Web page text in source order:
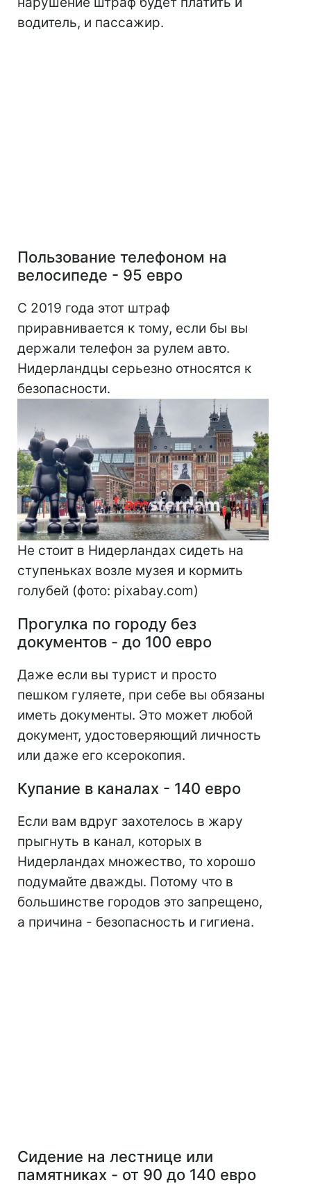
водитель, и пассажир.
Пользование телефоном на
велосипеде - 95 евро
С 2019 года этот штраф
приравнивается к тому, если бы вы
держали телефон за рулем авто.
Нидерландцы серьезно относятся к
безопасности.
Не стоит в Нидерландах сидеть на
ступеньках возле музея и кормить
голубей (фото: pixabay.com)
Прогулка по городу без
документов - до 100 евро
Даже если вы турист и просто
пешком гуляете, при себе вы обязаны
иметь документы. Это может любой
документ, удостоверяющий личность
или даже его ксерокопия.
Купание в каналах - 140 евро
Если вам вдруг захотелось в жару
прыгнуть в канал, которых в
Нидерландах множество, то хорошо
подумайте дважды. Потому что в
большинстве городов это запрещено,
а причина - безопасность и гигиена.
Сидение на лестнице или
памятниках - от 90 до 140 евро